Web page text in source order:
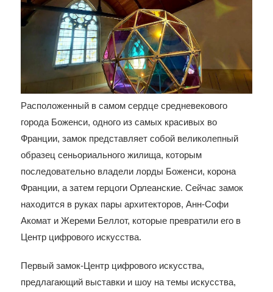
Расположенный в самом сердце средневекового
города Боженси, одного из самых красивых во
Франции, замок представляет собой великолепный
образец сеньориального жилища, которым
последовательно владели лорды Боженси, корона
Франции, а затем герцоги Орлеанские. Сейчас замок
находится в руках пары архитекторов, Анн-Софи
Акомат и Жереми Беллот, которые превратили его в
Центр цифрового искусства.
Первый замок-Центр цифрового искусства,
предлагающий выставки и шоу на темы искусства,